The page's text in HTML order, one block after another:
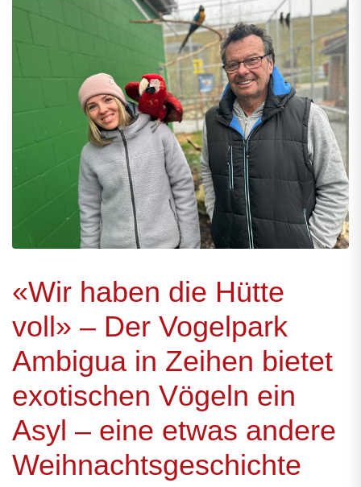
«Wir haben die Hütte
voll» – Der Vogelpark
Ambigua in Zeihen bietet
exotischen Vögeln ein
Asyl – eine etwas andere
Weihnachtsgeschichte